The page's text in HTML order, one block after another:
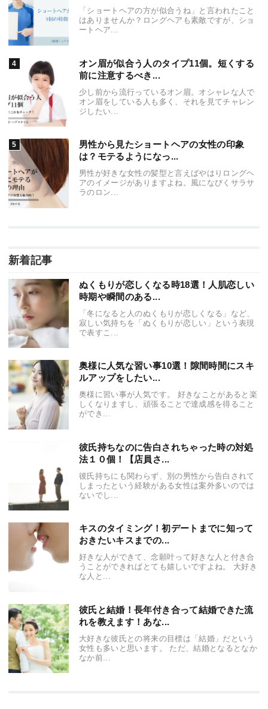
「ショートヘアの方が似合うね」と言われたこと
はありませんか？ロングヘアも素敵ですが、ショ
ートヘア...
オン眉が似合う人のタイプ11個。短くする
前に注意するべき...
少し前から流行っているオン眉。オシャレな人で
オン眉をしている人も多く、それを見てチャレン
ジしたい...
男性から見たショートヘアの女性の印象
は？モテるようになっ...
男性が好きな女性の髪型と言えばやはりロングヘ
アのイメージがありますよね。風になびくサラサ
ラのロン...
新着記事
ぬくもりが恋しくなる時18選！人肌恋しい
時期や瞬間のある...
「冬になると人のぬくもりが恋しくなる」など、
寂しい気持ちを「ぬくもりが恋しい」という表現
で表すこ...
奥様に人気な習い事10選！隙間時間にスキ
ルアップをしたい...
奥様に習い事が人気です。 好きなことがあると楽
しくなりますし、頑張ることで達成感を得ること
ができ...
彼氏持ちなのに告白されちゃった時の対処
法１０個！【店員さ...
彼氏持ちにも関わらず、別の男性から告白されて
しまったという経験がある女性は案外多いのでは
ないでし...
キスのタイミング！初デートまでに知って
おきたいキスまでの...
好きな人ができて、念願叶って好きな人と付き合
うことができればとても嬉しいですよね。 大好き
な人と...
彼氏と結婚！長年付き合って結婚できた流
れを教えます！あな...
大好きな彼氏との将来の目標は「結婚」だという
女性も多いと思います。 ただ、結婚となるとなか
なか前...